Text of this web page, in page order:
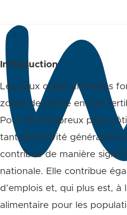
Introduction
Les eaux ouest-africaines
zones de pêche encore
Pour de nombreux pays
tant qu’activité génératrice
contribue de manière
nationale. Elle contribue
d’emplois et, qui plus est, à
alimentaire pour les